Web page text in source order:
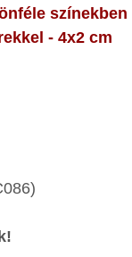
színekben
- 4x2 cm